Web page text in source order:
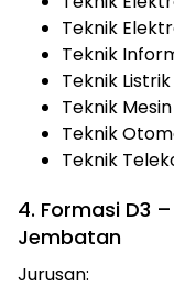
Teknik
Teknik
Teknik Listrik
Teknik Mesin
Teknik
Teknik
4. Formasi D3
Jembatan
Jurusan: